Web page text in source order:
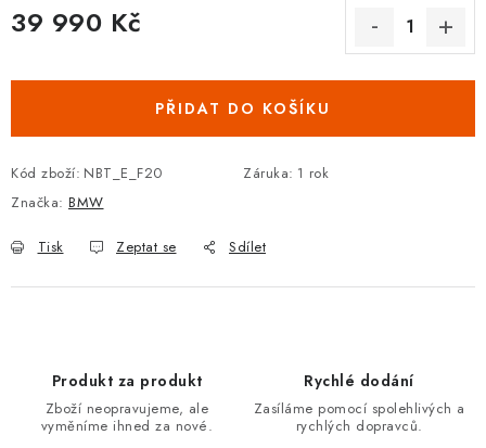
39 990 Kč
PŘIDAT DO KOŠÍKU
Kód zboží: NBT_E_F20 Záruka: 1 rok
Značka: BMW
Tisk Zeptat se Sdílet
Produkt za produkt
Zboží neopravujeme, ale
vyměníme ihned za nové.
Rychlé dodání
Zasíláme pomocí spolehlivých a
rychlých dopravců.